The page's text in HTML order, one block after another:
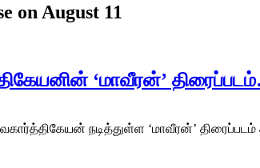
on August 11
‘மாவீரன்’
நடித்துள்ள ‘மாவீரன்’